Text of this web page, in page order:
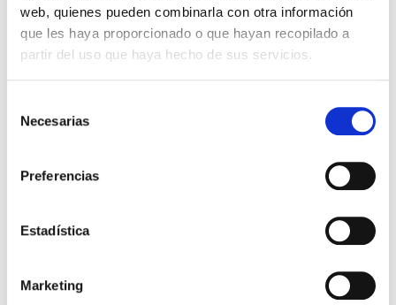
web, quienes pueden combinarla con otra información
que les haya proporcionado o que hayan recopilado a
partir del uso que haya hecho de sus servicios.
Necesarias
Preferencias
Estadística
Marketing
Leer más >